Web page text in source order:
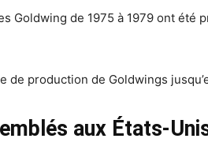
Goldwing de 1975 à 1979 ont été
de production de Goldwings
aux États-